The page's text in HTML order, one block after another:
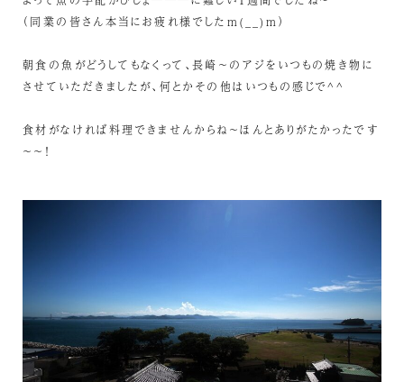
（同業の皆さん本当にお疲れ様でしたm(__)m）
朝食の魚がどうしてもなくって、長崎～のアジをいつもの焼き物に
させていただきましたが、何とかその他はいつもの感じで^^
食材がなければ料理できませんからね～ほんとありがたかったです
～～！